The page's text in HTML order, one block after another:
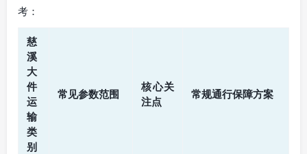
考：
慈
溪
大
件
运
输
类
别
常见参数范围
核心关
注点
常规通行保障方案